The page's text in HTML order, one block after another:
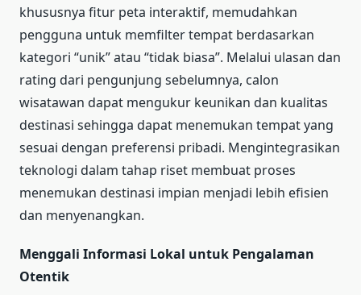
khususnya fitur peta interaktif, memudahkan
pengguna untuk memfilter tempat berdasarkan
kategori “unik” atau “tidak biasa”. Melalui ulasan dan
rating dari pengunjung sebelumnya, calon
wisatawan dapat mengukur keunikan dan kualitas
destinasi sehingga dapat menemukan tempat yang
sesuai dengan preferensi pribadi. Mengintegrasikan
teknologi dalam tahap riset membuat proses
menemukan destinasi impian menjadi lebih efisien
dan menyenangkan.
Menggali Informasi Lokal untuk Pengalaman
Otentik